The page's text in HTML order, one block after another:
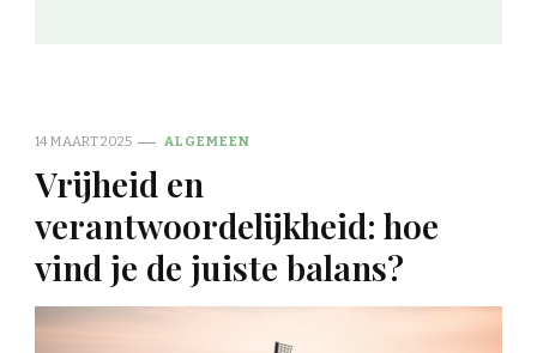
14 MAART 2025 ALGEMEEN
Vrijheid en
verantwoordelijkheid: hoe
vind je de juiste balans?